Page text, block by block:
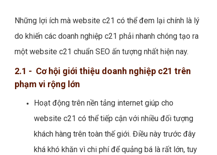
Những lợi ích mà website c21 có thể đem lại chính là lý
do khiến các doanh nghiệp c21 phải nhanh chóng tạo ra
một website c21 chuẩn SEO ấn tượng nhất hiện nay.
2.1 - Cơ hội giới thiệu doanh nghiệp c21 trên
phạm vi rộng lớn
Hoạt động trên nền tảng internet giúp cho
website c21 có thể tiếp cận với nhiều đối tượng
khách hàng trên toàn thế giới. Điều này trước đây
khá khó khăn vì chi phí để quảng bá là rất lớn, tuy